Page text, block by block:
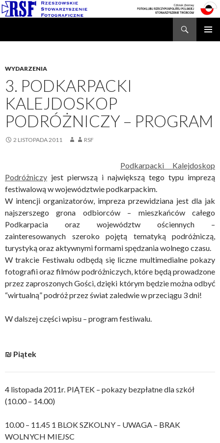
WYDARZENIA
3. PODKARPACKI
KALEJDOSKOP
PODRÓŻNICZY – PROGRAM
2 LISTOPADA 2011 RSF
Podkarpacki Kalejdoskop
Podróżniczy jest pierwszą i największą tego typu imprezą
festiwalową w województwie podkarpackim.
W intencji organizatorów, impreza przewidziana jest dla jak
najszerszego grona odbiorców – mieszkańców całego
Podkarpacia oraz województw ościennych –
zainteresowanych szeroko pojętą tematyką podróżniczą,
turystyką oraz aktywnymi formami spędzania wolnego czasu.
W trakcie Festiwalu odbędą się liczne multimedialne pokazy
fotografii oraz filmów podróżniczych, które będą prowadzone
przez zaproszonych Gości, dzięki którym będzie można odbyć
“wirtualną” podróż przez świat zaledwie w przeciągu 3 dni!
W dalszej części wpisu – program festiwalu.
₪ Piątek
4 listopada 2011r. PIĄTEK – pokazy bezpłatne dla szkół
(10.00 – 14.00)
10.00 – 11.45 1 BLOK SZKOLNY – UWAGA – BRAK
WOLNYCH MIEJSC